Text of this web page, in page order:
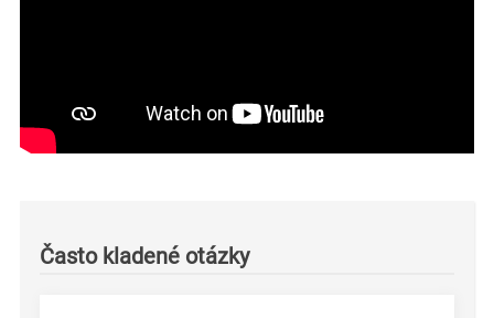
Často kladené otázky